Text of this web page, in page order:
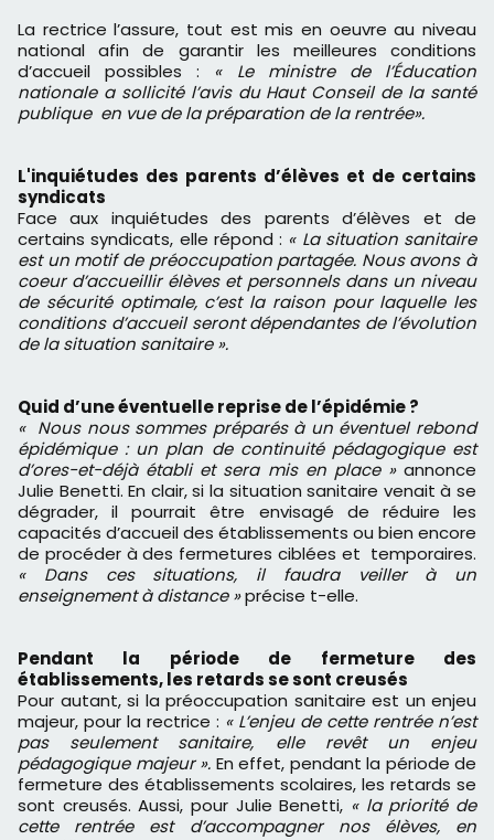
La rectrice l’assure, tout est mis en oeuvre au niveau
national afin de garantir les meilleures conditions
d’accueil possibles : « Le ministre de l’Éducation
nationale a sollicité l’avis du Haut Conseil de la santé
publique en vue de la préparation de la rentrée».
L'inquiétudes des parents d’élèves et de certains
syndicats
Face aux inquiétudes des parents d’élèves et de
certains syndicats, elle répond : « La situation sanitaire
est un motif de préoccupation partagée. Nous avons à
coeur d’accueillir élèves et personnels dans un niveau
de sécurité optimale, c’est la raison pour laquelle les
conditions d’accueil seront dépendantes de l’évolution
de la situation sanitaire ».
Quid d’une éventuelle reprise de l’épidémie ?
« Nous nous sommes préparés à un éventuel rebond
épidémique : un plan de continuité pédagogique est
d’ores-et-déjà établi et sera mis en place » annonce
Julie Benetti. En clair, si la situation sanitaire venait à se
dégrader, il pourrait être envisagé de réduire les
capacités d’accueil des établissements ou bien encore
de procéder à des fermetures ciblées et temporaires.
« Dans ces situations, il faudra veiller à un
enseignement à distance »précise t-elle.
Pendant la période de fermeture des
établissements, les retards se sont creusés
Pour autant, si la préoccupation sanitaire est un enjeu
majeur, pour la rectrice : « L’enjeu de cette rentrée n’est
pas seulement sanitaire, elle revêt un enjeu
pédagogique majeur ». En effet, pendant la période de
fermeture des établissements scolaires, les retards se
sont creusés. Aussi, pour Julie Benetti, « la priorité de
cette rentrée est d’accompagner nos élèves, en